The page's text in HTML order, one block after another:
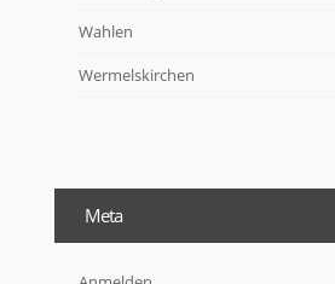
Wahlen
Wermelskirchen
Meta